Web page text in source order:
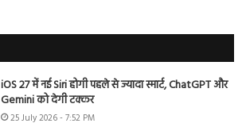
iOS 27 में नई Siri होगी पहले से ज्यादा स्मार्ट, ChatGPT और
Gemini को देगी टक्कर
25 July 2026 - 7:52 PM